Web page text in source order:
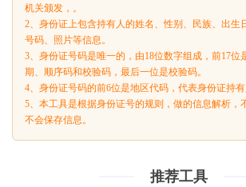
机关颁发，。
2、身份证上包含持有人的姓名、性别、民族、出生
号码、照片等信息。
3、身份证号码是唯一的，由18位数字组成，前17位
期、顺序码和校验码，最后一位是校验码。
4、身份证号码的前6位是地区代码，代表身份证持有
5、本工具是根据身份证号的规则，做的信息解析，
不会保存信息。
推荐工具